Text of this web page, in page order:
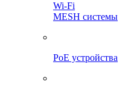
Wi-Fi
MESH системы
PoE устройства